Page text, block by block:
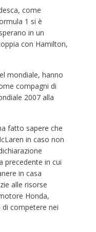
come
1 si è
in un
con Hamilton,
mondiale, hanno
compagni di
2007 alla
fatto sapere che
in caso non
precedente in cui
in casa
alle risorse
Honda,
di competere nei